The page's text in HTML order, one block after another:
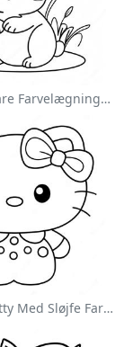
Sød Påskehare Farvelægningsside
Sød Hello Kitty Med Sløjfe Farvelægningsside